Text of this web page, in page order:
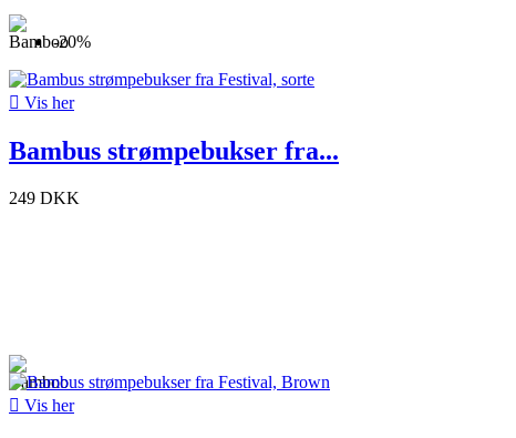
-20%
 Vis her
Bambus strømpebukser fra...
249 DKK
 Vis her